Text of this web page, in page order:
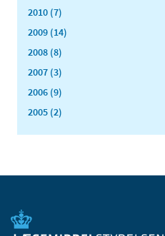
2010 (7)
2009 (14)
2008 (8)
2007 (3)
2006 (9)
2005 (2)